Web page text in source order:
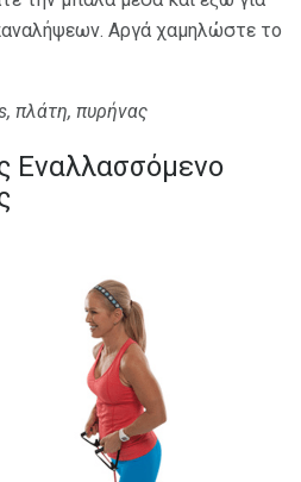
Αργά χαμηλώστε το
πλάτη, πυρήνας
Εναλλασσόμενο